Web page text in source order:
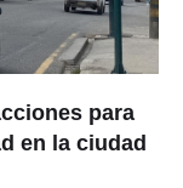
para
en la ciudad